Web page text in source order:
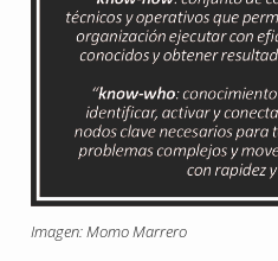
Imagen: Momo Marrero